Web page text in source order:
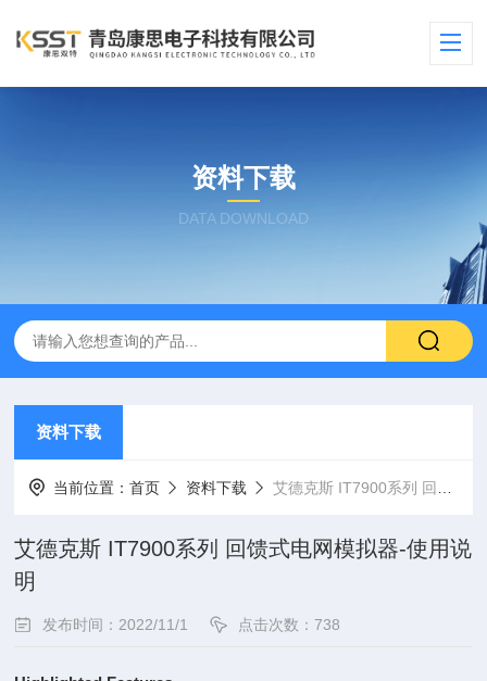
资料下载
DATA DOWNLOAD
资料下载
当前位置：首页 资料下载 艾德克斯 IT7900系列 回馈式电网模拟器-使用说明
艾德克斯 IT7900系列 回馈式电网模拟器-使用说
明
发布时间：2022/11/1 点击次数：738